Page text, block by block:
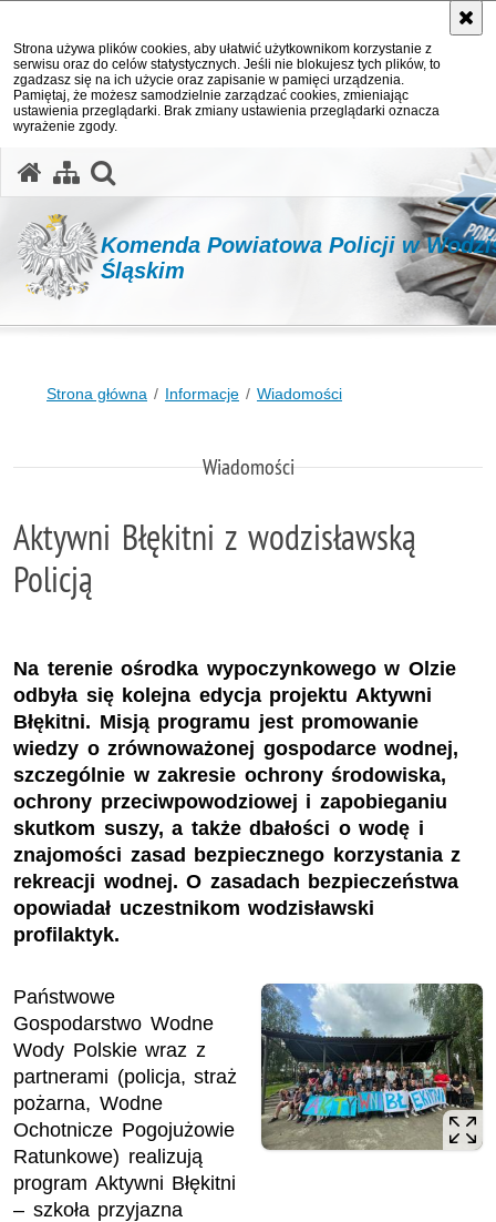
Strona używa plików cookies, aby ułatwić użytkownikom korzystanie z
serwisu oraz do celów statystycznych. Jeśli nie blokujesz tych plików, to
zgadzasz się na ich użycie oraz zapisanie w pamięci urządzenia.
Pamiętaj, że możesz samodzielnie zarządzać cookies, zmieniając
ustawienia przeglądarki. Brak zmiany ustawienia przeglądarki oznacza
wyrażenie zgody.
Komenda Powiatowa Policji w
Śląskim
Strona główna Informacje Wiadomości
Wiadomości
Aktywni Błękitni z wodzisławską
Policją
Na terenie ośrodka wypoczynkowego w Olzie
odbyła się kolejna edycja projektu Aktywni
Błękitni. Misją programu jest promowanie
wiedzy o zrównoważonej gospodarce wodnej,
szczególnie w zakresie ochrony środowiska,
ochrony przeciwpowodziowej i zapobieganiu
skutkom suszy, a także dbałości o wodę i
znajomości zasad bezpiecznego korzystania z
rekreacji wodnej. O zasadach bezpieczeństwa
opowiadał uczestnikom wodzisławski
profilaktyk.
Państwowe
Gospodarstwo Wodne
Wody Polskie wraz z
partnerami (policja, straż
pożarna, Wodne
Ochotnicze Pogojużowie
Ratunkowe) realizują
program Aktywni Błękitni
– szkoła przyjazna